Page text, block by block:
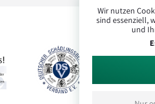
Wir nutzen
sind essenziell,
und